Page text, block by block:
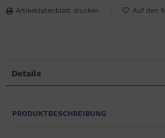
Artikeldatenblatt drucken
Details
PRODUKTBESCHREIBUNG